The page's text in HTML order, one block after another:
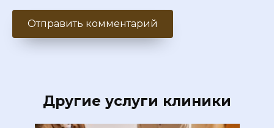
Другие услуги клиники